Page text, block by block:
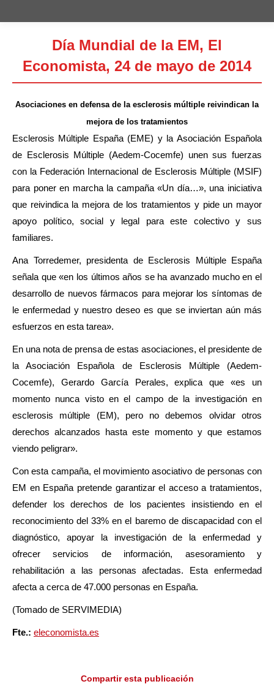
Día Mundial de la EM, El
Economista, 24 de mayo de 2014
Estás aquí:
Asociaciones en defensa de la esclerosis múltiple reivindican la
mejora de los tratamientos
Esclerosis Múltiple España (EME) y la Asociación Española
de Esclerosis Múltiple (Aedem-Cocemfe) unen sus fuerzas
con la Federación Internacional de Esclerosis Múltiple (MSIF)
para poner en marcha la campaña «Un día…», una iniciativa
que reivindica la mejora de los tratamientos y pide un mayor
apoyo político, social y legal para este colectivo y sus
familiares.
Ana Torredemer, presidenta de Esclerosis Múltiple España
señala que «en los últimos años se ha avanzado mucho en el
desarrollo de nuevos fármacos para mejorar los síntomas de
le enfermedad y nuestro deseo es que se inviertan aún más
esfuerzos en esta tarea».
En una nota de prensa de estas asociaciones, el presidente de
la Asociación Española de Esclerosis Múltiple (Aedem-
Cocemfe), Gerardo García Perales, explica que «es un
momento nunca visto en el campo de la investigación en
esclerosis múltiple (EM), pero no debemos olvidar otros
derechos alcanzados hasta este momento y que estamos
viendo peligrar».
Con esta campaña, el movimiento asociativo de personas con
EM en España pretende garantizar el acceso a tratamientos,
defender los derechos de los pacientes insistiendo en el
reconocimiento del 33% en el baremo de discapacidad con el
diagnóstico, apoyar la investigación de la enfermedad y
ofrecer servicios de información, asesoramiento y
rehabilitación a las personas afectadas. Esta enfermedad
afecta a cerca de 47.000 personas en España.
(Tomado de SERVIMEDIA)
Fte.: eleconomista.es
Compartir esta publicación